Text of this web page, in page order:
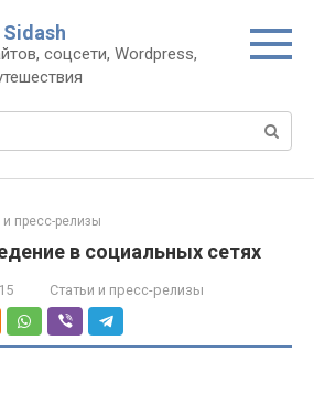
Sidash
соцсети, Wordpress,
и пресс-релизы
в социальных сетях
Статьи и пресс-релизы